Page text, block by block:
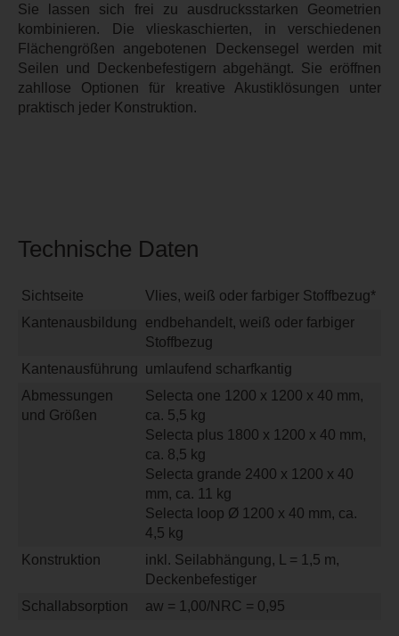
Sie lassen sich frei zu ausdrucksstarken Geometrien
kombinieren. Die vlieskaschierten, in verschiedenen
Flächengrößen angebotenen Deckensegel werden mit
Seilen und Deckenbefestigern abgehängt. Sie eröffnen
zahllose Optionen für kreative Akustiklösungen unter
praktisch jeder Konstruktion.
Technische Daten
Sichtseite
Vlies, weiß oder farbiger Stoffbezug*
Kantenausbildung
endbehandelt, weiß oder farbiger
Stoffbezug
Kantenausführung umlaufend scharfkantig
Abmessungen
und Größen
Selecta one 1200 x 1200 x 40 mm,
ca. 5,5 kg
Selecta plus 1800 x 1200 x 40 mm,
ca. 8,5 kg
Selecta grande 2400 x 1200 x 40
mm, ca. 11 kg
Selecta loop Ø 1200 x 40 mm, ca.
4,5 kg
Konstruktion
inkl. Seilabhängung, L = 1,5 m,
Deckenbefestiger
Schallabsorption
aw = 1,00/NRC = 0,95